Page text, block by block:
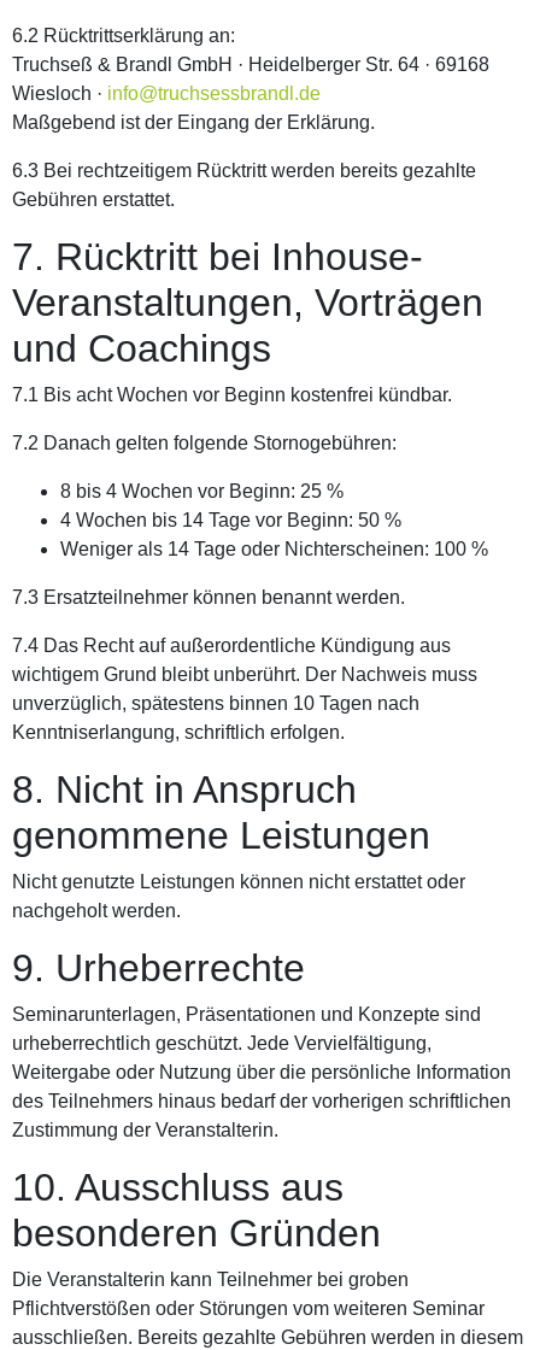
6.2 Rücktrittserklärung an:
Truchseß & Brandl GmbH · Heidelberger Str. 64 · 69168
Wiesloch · info@truchsessbrandl.de
Maßgebend ist der Eingang der Erklärung.
6.3 Bei rechtzeitigem Rücktritt werden bereits gezahlte
Gebühren erstattet.
7. Rücktritt bei Inhouse-
Veranstaltungen, Vorträgen
und Coachings
7.1 Bis acht Wochen vor Beginn kostenfrei kündbar.
7.2 Danach gelten folgende Stornogebühren:
8 bis 4 Wochen vor Beginn: 25 %
4 Wochen bis 14 Tage vor Beginn: 50 %
Weniger als 14 Tage oder Nichterscheinen: 100 %
7.3 Ersatzteilnehmer können benannt werden.
7.4 Das Recht auf außerordentliche Kündigung aus
wichtigem Grund bleibt unberührt. Der Nachweis muss
unverzüglich, spätestens binnen 10 Tagen nach
Kenntniserlangung, schriftlich erfolgen.
8. Nicht in Anspruch
genommene Leistungen
Nicht genutzte Leistungen können nicht erstattet oder
nachgeholt werden.
9. Urheberrechte
Seminarunterlagen, Präsentationen und Konzepte sind
urheberrechtlich geschützt. Jede Vervielfältigung,
Weitergabe oder Nutzung über die persönliche Information
des Teilnehmers hinaus bedarf der vorherigen schriftlichen
Zustimmung der Veranstalterin.
10. Ausschluss aus
besonderen Gründen
Die Veranstalterin kann Teilnehmer bei groben
Pflichtverstößen oder Störungen vom weiteren Seminar
ausschließen. Bereits gezahlte Gebühren werden in diesem